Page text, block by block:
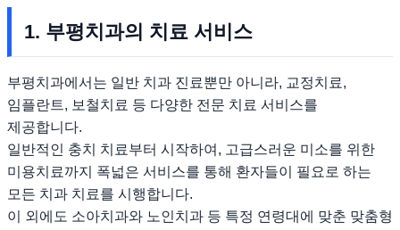
1. 부평치과의 치료 서비스
부평치과에서는 일반 치과 진료뿐만 아니라, 교정치료,
임플란트, 보철치료 등 다양한 전문 치료 서비스를
제공합니다.
일반적인 충치 치료부터 시작하여, 고급스러운 미소를 위한
미용치료까지 폭넓은 서비스를 통해 환자들이 필요로 하는
모든 치과 치료를 시행합니다.
이 외에도 소아치과와 노인치과 등 특정 연령대에 맞춘 맞춤형